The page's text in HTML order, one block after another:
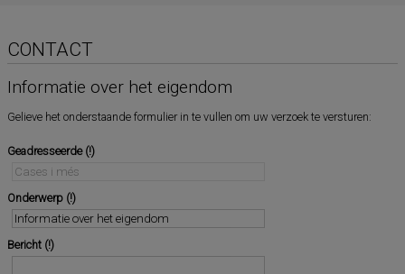
CONTACT
Informatie over het eigendom
Gelieve het onderstaande formulier in te vullen om uw verzoek te versturen:
Geadresseerde
Onderwerp
Bericht